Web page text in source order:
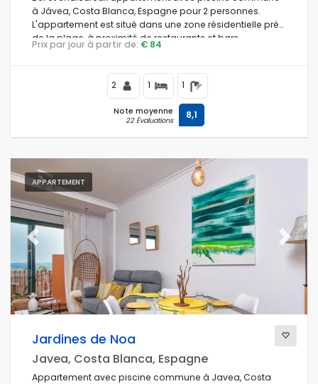
à Jávea, Costa Blanca, Espagne pour 2 personnes.
L'appartement est situé dans une zone résidentielle près
de la plage, à proximité de restaurants et bars,
boutiques et supermarchés, à 1 km de la plage La Grava,
Prix par jour à partir de: € 84
2 1 1
Note moyenne
22 Évaluations 8,1
APPARTEMENT
Previous Next
Jardines de Noa
Javea, Costa Blanca, Espagne
Appartement avec piscine commune à Javea, Costa